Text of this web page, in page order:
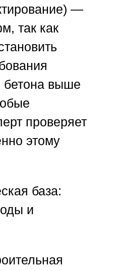
—
так как
бетона выше
проверяет
этому
база:
и